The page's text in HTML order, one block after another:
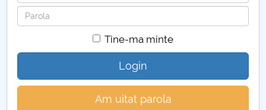
Parola
Tine-ma minte
Login
Am uitat parola